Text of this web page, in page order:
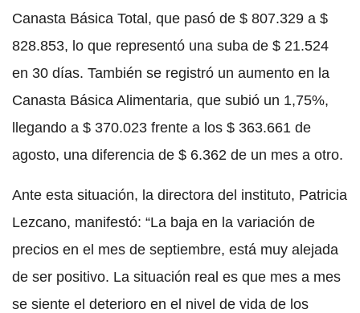
Canasta Básica Total, que pasó de $ 807.329 a $
828.853, lo que representó una suba de $ 21.524
en 30 días. También se registró un aumento en la
Canasta Básica Alimentaria, que subió un 1,75%,
llegando a $ 370.023 frente a los $ 363.661 de
agosto, una diferencia de $ 6.362 de un mes a otro.
Ante esta situación, la directora del instituto, Patricia
Lezcano, manifestó: “La baja en la variación de
precios en el mes de septiembre, está muy alejada
de ser positivo. La situación real es que mes a mes
se siente el deterioro en el nivel de vida de los